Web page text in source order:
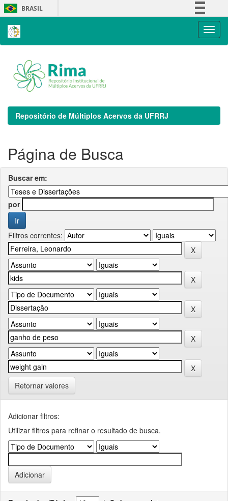
Skip
navigation
BRASIL
Repositório de Múltiplos Acervos da UFRRJ
Página de Busca
Buscar em:
por
Filtros correntes:
Retornar valores
Adicionar filtros:
Utilizar filtros para refinar o resultado de busca.